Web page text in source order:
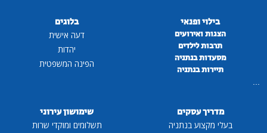
בילוי ופנאי
הצגות ואירועים
תרבות לילדים
מסעדות בנתניה
תיירות בנתניה
...
בלוגים
דעה אישית
יהדות
הפינה המשפטית
מדריך עסקים
בעלי מקצוע בנתניה
שימושון עירוני
תשלומים ומוקדי שרות